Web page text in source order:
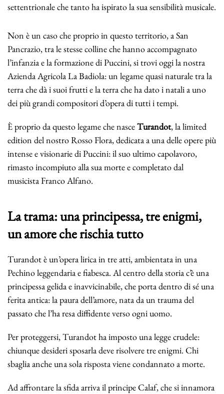
settentrionale che tanto ha ispirato la sua sensibilità musicale.
Non è un caso che proprio in questo territorio, a San
Pancrazio, tra le stesse colline che hanno accompagnato
l’infanzia e la formazione di Puccini, si trovi oggi la nostra
Azienda Agricola La Badiola: un legame quasi naturale tra la
terra che dà i suoi frutti e la terra che ha dato i natali a uno
dei più grandi compositori d’opera di tutti i tempi.
È proprio da questo legame che nasceTurandot, la limited
edition del nostro Rosso Flora, dedicata a una delle opere più
intense e visionarie di Puccini: il suo ultimo capolavoro,
rimasto incompiuto alla sua morte e completato dal
musicista Franco Alfano.
La trama: una principessa, tre enigmi,
un amore che rischia tutto
Turandot è un’opera lirica in tre atti, ambientata in una
Pechino leggendaria e fiabesca. Al centro della storia c’è una
principessa gelida e inavvicinabile, che porta dentro di sé una
ferita antica: la paura dell’amore, nata da un trauma del
passato che l’ha resa diffidente verso ogni uomo.
Per proteggersi, Turandot ha imposto una legge crudele:
chiunque desideri sposarla deve risolvere tre enigmi. Chi
sbaglia anche una sola risposta viene condannato a morte.
Ad affrontare la sfida arriva il principe Calaf, che si innamora